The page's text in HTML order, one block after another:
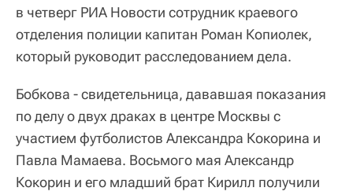
в четверг РИА Новости сотрудник краевого
отделения полиции капитан Роман Копиолек,
который руководит расследованием дела.
Бобкова - свидетельница, дававшая показания
по делу о двух драках в центре Москвы с
участием футболистов Александра Кокорина и
Павла Мамаева. Восьмого мая Александр
Кокорин и его младший брат Кирилл получили